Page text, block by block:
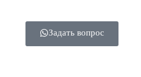
Задать вопрос